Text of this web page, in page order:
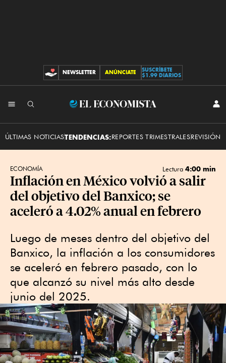
CONTRIBUCIONES
NEWSLETTER ANÚNCIATE
SUSCRÍBETE
$1.99 DIARIOS
El
ÚLTIMAS NOTICIASTENDENCIAS:REPORTES TRIMESTRALESREVISIÓN
ECONOMÍA Lectura 4:00 min
Inflación en México volvió a salir
del objetivo del Banxico; se
aceleró a 4.02% anual en febrero
Luego de meses dentro del objetivo del
Banxico, la inflación a los consumidores
se aceleró en febrero pasado, con lo
que alcanzó su nivel más alto desde
junio del 2025.